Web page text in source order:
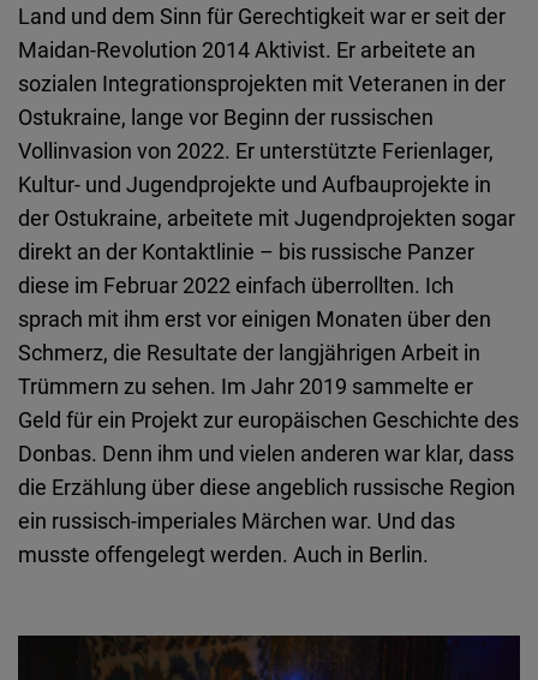
Land und dem Sinn für Gerechtigkeit war er seit der
Maidan-Revolution 2014 Aktivist. Er arbeitete an
sozialen Integrationsprojekten mit Veteranen in der
Ostukraine, lange vor Beginn der russischen
Vollinvasion von 2022. Er unterstützte Ferienlager,
Kultur- und Jugendprojekte und Aufbauprojekte in
der Ostukraine, arbeitete mit Jugendprojekten sogar
direkt an der Kontaktlinie – bis russische Panzer
diese im Februar 2022 einfach überrollten. Ich
sprach mit ihm erst vor einigen Monaten über den
Schmerz, die Resultate der langjährigen Arbeit in
Trümmern zu sehen. Im Jahr 2019 sammelte er
Geld für ein Projekt zur europäischen Geschichte des
Donbas. Denn ihm und vielen anderen war klar, dass
die Erzählung über diese angeblich russische Region
ein russisch-imperiales Märchen war. Und das
musste offengelegt werden. Auch in Berlin.